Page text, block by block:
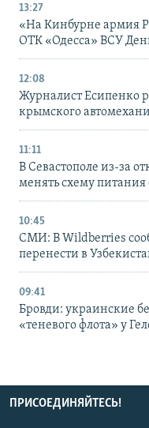
13:27
«На Кинбурне армия
ОТК «Одесса» ВСУ
12:08
Журналист Есипенко
крымского
11:11
В Севастополе из-за
менять схему питания
10:45
СМИ: В Wildberries
перенести в
09:41
Бровди: украинские
«теневого флота» у
ПРИСОЕДИНЯЙТЕСЬ!